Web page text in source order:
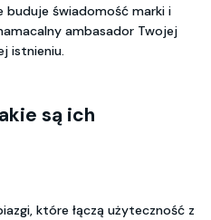
buduje świadomość marki i
ambasador Twojej
istnieniu.
są ich
które łączą użyteczność z